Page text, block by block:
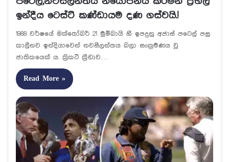
ඉන්දීය ටෙස්ට් කණ්ඩායම දණ ගස්වයි.!
1988 වර්ෂයේ ඔක්තෝබර් 21 මුම්බායි හී ඉපදුනු අජාස් පටෙල් පසු
කාලීනව ඉන්දියාවෙන් නවසීලන්තය බලා සංක්‍රමණය වූ
ජාතිකයෙක් ය. ක්‍රිකට් ක්‍රීඩාව…
Read More »